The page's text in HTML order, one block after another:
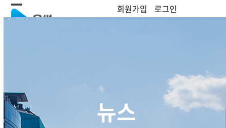
Skip
to
회원가입 로그인
Open
Close
뉴스